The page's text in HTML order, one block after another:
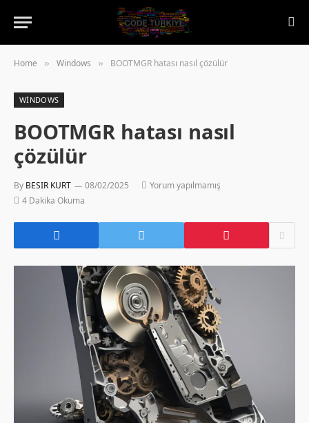
Home » Windows » BOOTMGR hatası nasıl çözülür
WINDOWS
BOOTMGR hatası nasıl
çözülür
By BESIR KURT 08/02/2025
Yorum yapılmamış
4 Dakika Okuma